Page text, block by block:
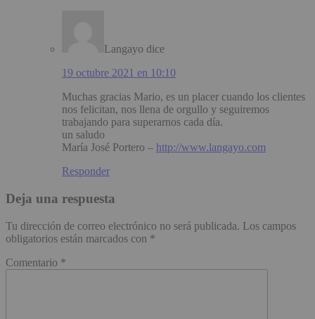
Langayo dice
19 octubre 2021 en 10:10
Muchas gracias Mario, es un placer cuando los clientes
nos felicitan, nos llena de orgullo y seguiremos
trabajando para superarnos cada día.
un saludo
María José Portero – http://www.langayo.com
Responder
Deja una respuesta
Tu dirección de correo electrónico no será publicada. Los campos
obligatorios están marcados con *
Comentario *